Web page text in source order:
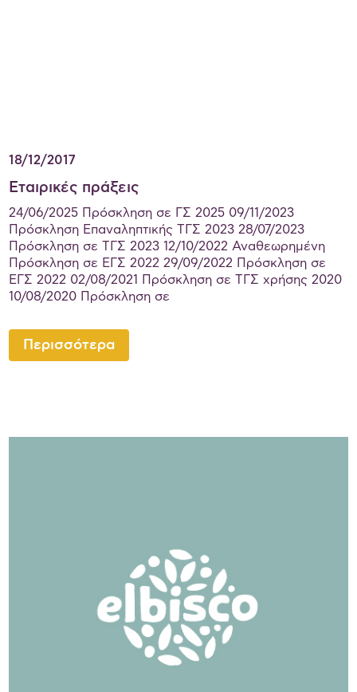
18/12/2017
Εταιρικές πράξεις
24/06/2025 Πρόσκληση σε ΓΣ 2025 09/11/2023
Πρόσκληση Eπαναληπτικής ΤΓΣ 2023 28/07/2023
Πρόσκληση σε TΓΣ 2023 12/10/2022 Αναθεωρημένη
Πρόσκληση σε ΕΓΣ 2022 29/09/2022 Πρόσκληση σε
ΕΓΣ 2022 02/08/2021 Πρόσκληση σε ΤΓΣ χρήσης 2020
10/08/2020 Πρόσκληση σε
Περισσότερα